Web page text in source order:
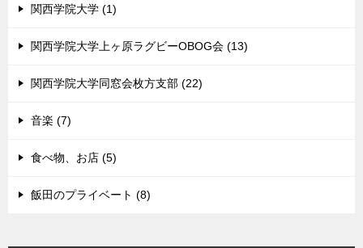
関西学院大学 (1)
関西学院大学上ヶ原ラグビーOBOG会 (13)
関西学院大学同窓会枚方支部 (22)
音楽 (7)
食べ物、お店 (5)
飯田のプライベート (8)